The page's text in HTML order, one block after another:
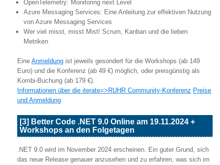
OpenTelemetry: Monitoring next Level
Azure Messaging Services: Eine Anleitung zur effektiven Nutzung
von Azure Messaging Services
Wer viel misst, misst Mist! Scrum, Kanban und die lieben
Metriken
Eine Anmeldung ist jeweils gesondert für die Workshops (ab 149
Euro) und die Konferenz (ab 49 €) möglich, oder preisgünstig als
Kombi-Buchung (ab 179 €).
Informationen über die iterate=>RUHR Community-Konferenz Preise
und Anmeldung
[3] Better Code .NET 9.0 Online am 19.11.2024 +
Workshops an den Folgetagen
.NET 9.0 wird im November 2024 erscheinen. Ein guter Grund, sich
das neue Release genauer anzusehen und zu erfahren, was sich im